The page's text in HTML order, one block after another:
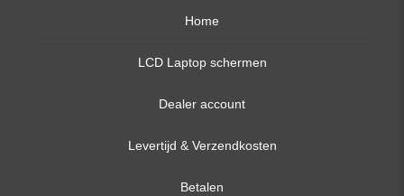
Home
LCD Laptop schermen
13,3 inch
14,0 inch
15,6 inch
Dealer account
Levertijd & Verzendkosten
Betalen